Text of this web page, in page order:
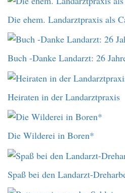
Die ehem. Landarztpraxis als
Buch -Danke Landarzt: 26
Heiraten in der Landarztpraxis
Die Wilderei in Boren*
Spaß bei den Landarzt-